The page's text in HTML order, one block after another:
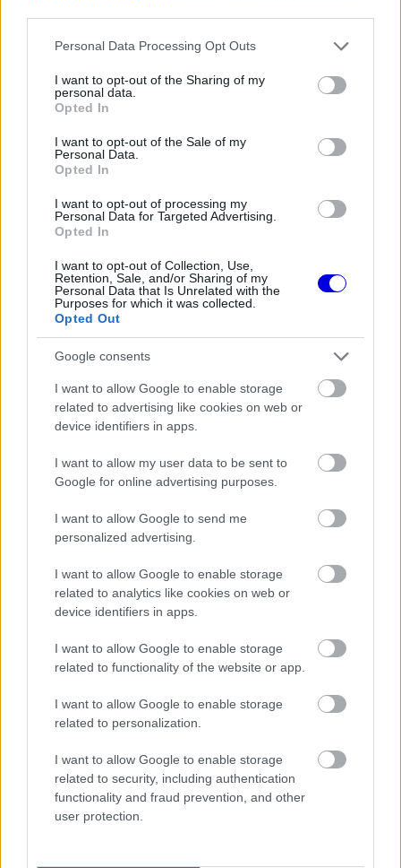
Please note that this website/app uses one or more Google
not limited to your visit or usage behaviour. You may click to
grant or deny consent to Google and its third-party tags to
use your data for below specified purposes in below Google
consent section.
Personal Data Processing Opt Outs
I want to opt-out of the Sharing of my
personal data.
Opted In
I want to opt-out of the Sale of my
Personal Data.
Opted In
I want to opt-out of processing my
Personal Data for Targeted Advertising.
Opted In
I want to opt-out of Collection, Use,
Retention, Sale, and/or Sharing of my
Personal Data that Is Unrelated with the
Purposes for which it was collected.
Opted Out
Google consents
I want to allow Google to enable storage
related to advertising like cookies on web or
device identifiers in apps.
I want to allow my user data to be sent to
Google for online advertising purposes.
I want to allow Google to send me
personalized advertising.
I want to allow Google to enable storage
related to analytics like cookies on web or
device identifiers in apps.
I want to allow Google to enable storage
related to functionality of the website or app.
I want to allow Google to enable storage
related to personalization.
I want to allow Google to enable storage
related to security, including authentication
functionality and fraud prevention, and other
user protection.
Player
is
This
modal
is not supported.
„Charles sok bírálatot kapott mostanában, de
továbbra is keményen fogunk dolgozni. Vakon
bízunk benne, így rendkívül boldog vagyok, hogy
ma újra a dobogó legfelső fokán láthatom őt” –
nyilatkozta Vasseur a leintés után.
EZEKET IS AJÁNLJUK
FORMA-1
Különös szövetség segítheti
Esteban Ocon Aston Martinhoz
igazolását
FORMA-1
Fontos kulcsembert csábított át
FORMA-1
Kimi Räikkönen, akinek több
nyernie a McLarennel